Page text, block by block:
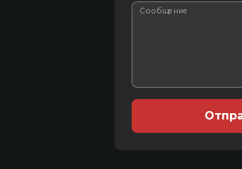
Сообщение